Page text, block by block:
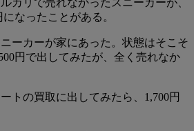
なったことがある。
ーカーが家にあった。状態はそこそ
円で出してみたが、全く売れなか
トの買取に出してみたら、1,700円